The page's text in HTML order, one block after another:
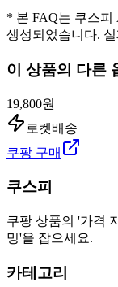
* 본 FAQ는 쿠스
생성되었습니다.
이 상품의 다른
19,800원
로켓배송
쿠팡 구매
쿠스피
쿠팡 상품의 '가격
밍'을 잡으세요.
카테고리